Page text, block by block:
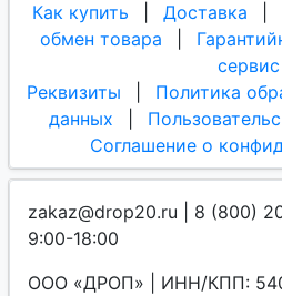
Как купить Доставка
обмен товара
сервис
Реквизиты
Политика
данных
Соглашение о
zakaz@drop20.ru | 8 (800)
9:00-18:00
ООО «ДРОП» | ИНН/КПП: